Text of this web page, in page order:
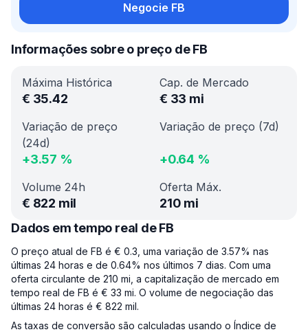
Negocie FB
Informações sobre o preço de FB
Máxima Histórica
€ 35.42
Cap. de Mercado
€ 33 mi
Variação de preço
(24d)
+3.57 %
Variação de preço (7d)
+0.64 %
Volume 24h
€ 822 mil
Oferta Máx.
210 mi
Dados em tempo real de FB
O preço atual de FB é € 0.3, uma variação de 3.57% nas
últimas 24 horas e de 0.64% nos últimos 7 dias. Com uma
oferta circulante de 210 mi, a capitalização de mercado em
tempo real de FB é € 33 mi. O volume de negociação das
últimas 24 horas é € 822 mil.
As taxas de conversão são calculadas usando o Índice de